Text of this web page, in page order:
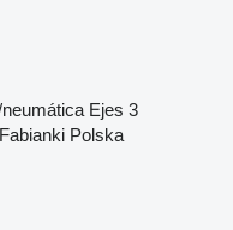
Ejes 3
Polska